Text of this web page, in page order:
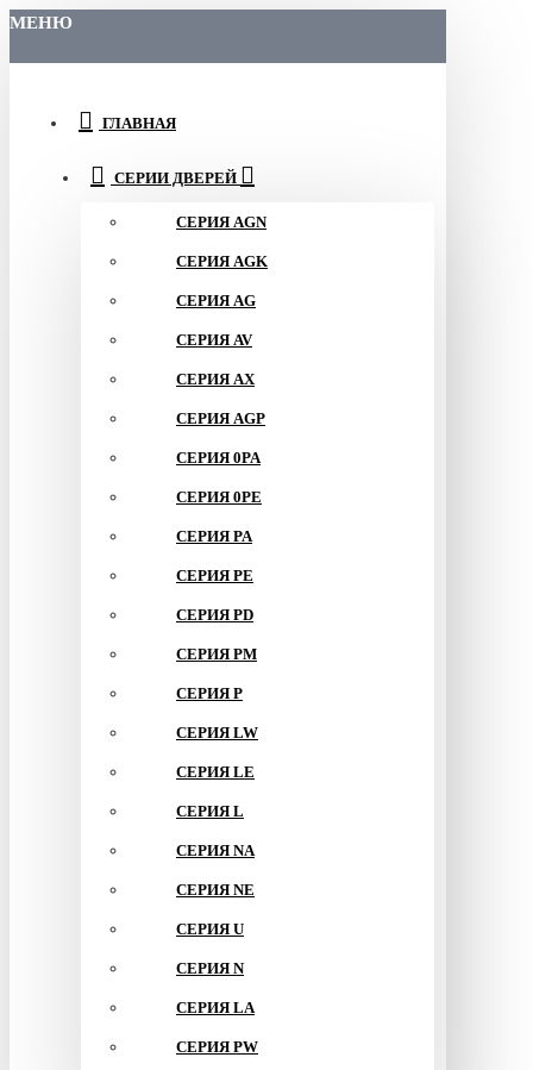
МЕНЮ
ГЛАВНАЯ
СЕРИИ ДВЕРЕЙ
СЕРИЯ AGN
СЕРИЯ AGK
СЕРИЯ AG
СЕРИЯ AV
СЕРИЯ AX
СЕРИЯ AGP
СЕРИЯ 0PA
СЕРИЯ 0PE
СЕРИЯ PA
СЕРИЯ PE
СЕРИЯ PD
СЕРИЯ PM
СЕРИЯ P
СЕРИЯ LW
СЕРИЯ LE
СЕРИЯ L
СЕРИЯ NA
СЕРИЯ NE
СЕРИЯ U
СЕРИЯ N
СЕРИЯ LA
СЕРИЯ PW